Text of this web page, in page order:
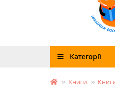
Категорії
Книги